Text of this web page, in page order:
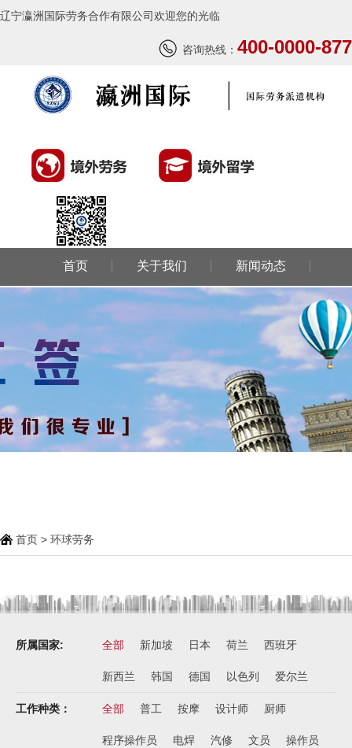
辽宁瀛洲国际劳务合作有限公司欢迎您的光临
咨询热线： 400-0000-877
首页 关于我们 新闻动态
环球留学 国外风情
成功案例
首页 > 环球劳务
所属国家: 全部 新加坡 日本 荷兰 西班牙
新西兰 韩国 德国 以色列 爱尔兰
工作种类： 全部 普工 按摩 设计师 厨师
程序操作员 电焊 汽修 文员 操作员